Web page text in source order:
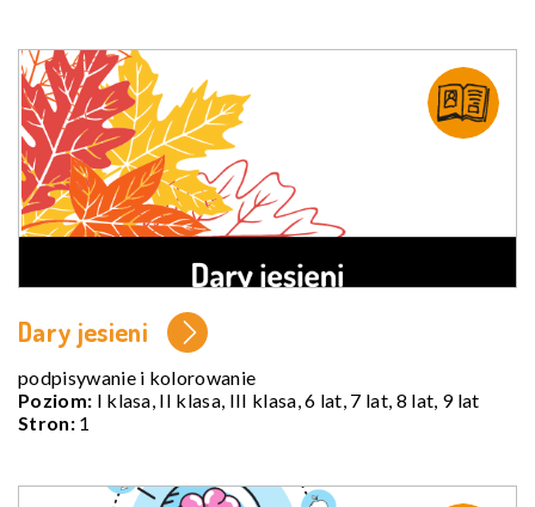
Dary jesieni
podpisywanie i kolorowanie
Poziom: I klasa, II klasa, III klasa, 6 lat, 7 lat, 8 lat, 9 lat
Stron:1